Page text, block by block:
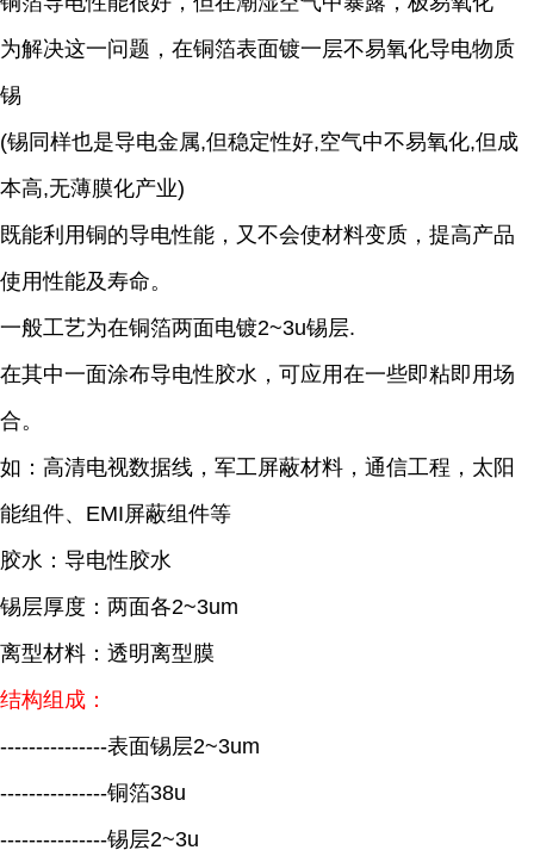
为解决这一问题，在铜箔表面镀一层不易氧化导电物质
锡
(锡同样也是导电金属,但稳定性好,空气中不易氧化,但成
本高,无薄膜化产业)
既能利用铜的导电性能，又不会使材料变质，提高产品
使用性能及寿命。
一般工艺为在铜箔两面电镀2~3u锡层.
在其中一面涂布导电性胶水，可应用在一些即粘即用场
合。
如：高清电视数据线，军工屏蔽材料，通信工程，太阳
能组件、EMI屏蔽组件等
胶水：导电性胶水
锡层厚度：两面各2~3um
离型材料：透明离型膜
结构组成：
---------------表面锡层2~3um
---------------铜箔38u
---------------锡层2~3u